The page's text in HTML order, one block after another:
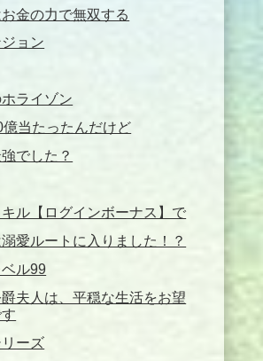
金の力で無双する
ョン
ライゾン
当たったんだけど
でした？
ル【ログインボーナス】で
愛ルートに入りました！？
ル99
夫人は、平穏な生活をお望
ーズ